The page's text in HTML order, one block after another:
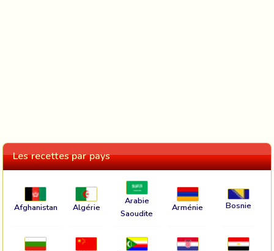
Les recettes par pays
Afghanistan Algérie
Arabie
Saoudite
Arménie Bosnie